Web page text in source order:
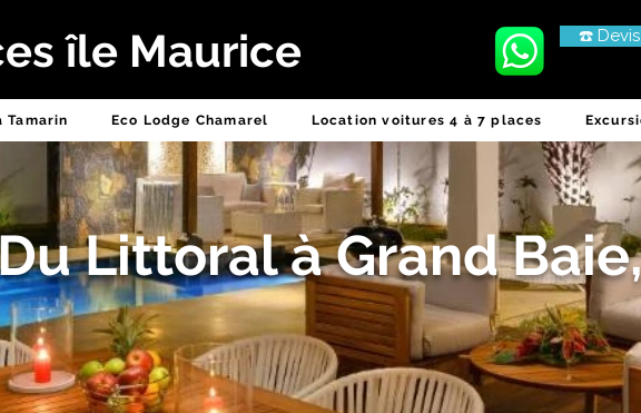
île Maurice ☎️
Tamarin Eco Lodge Chamarel Location voitures 4 à 7 places
Littoral à Grand